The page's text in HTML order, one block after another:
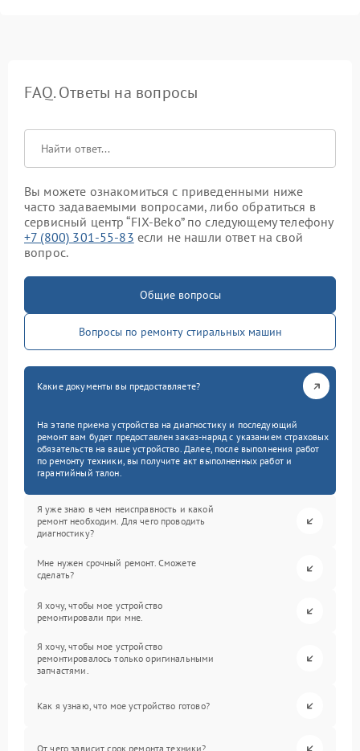
FAQ. Ответы на вопросы
Вы можете ознакомиться с приведенными ниже
часто задаваемыми вопросами, либо обратиться в
сервисный центр “FIX-Beko” по следующему телефону
+7 (800) 301-55-83 если не нашли ответ на свой
вопрос.
Общие вопросы
Вопросы по ремонту стиральных машин
Какие документы вы предоставляете?
На этапе приема устройства на диагностику и последующий
ремонт вам будет предоставлен заказ-наряд с указанием страховых
обязательств на ваше устройство. Далее, после выполнения работ
по ремонту техники, вы получите акт выполненных работ и
гарантийный талон.
Я уже знаю в чем неисправность и какой
ремонт необходим. Для чего проводить
диагностику?
Мне нужен срочный ремонт. Сможете
сделать?
Я хочу, чтобы мое устройство
ремонтировали при мне.
Я хочу, чтобы мое устройство
ремонтировалось только оригинальными
запчастями.
Как я узнаю, что мое устройство готово?
От чего зависит срок ремонта техники?